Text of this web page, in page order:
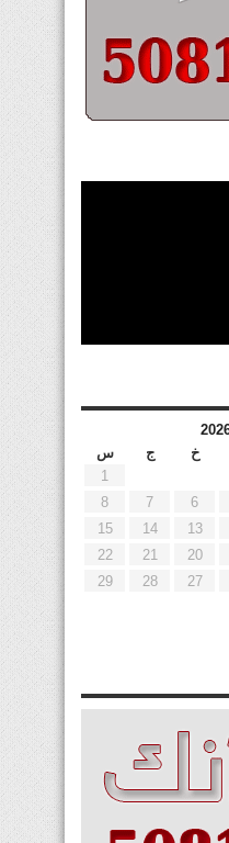
خ ج
س
1
6
7
8
13
14
15
20
21
22
27
28
29